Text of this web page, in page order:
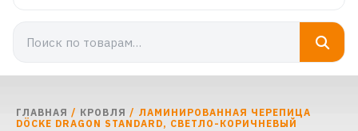
ГЛАВНАЯ / КРОВЛЯ / ЛАМИНИРОВАННАЯ ЧЕРЕПИЦА
DÖCKE DRAGON STANDARD, СВЕТЛО-КОРИЧНЕВЫЙ